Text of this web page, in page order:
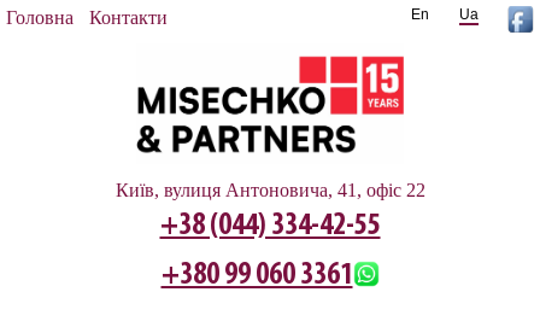
Головна Контакти Ua
En
Київ, вулиця Антоновича, 41, офіс 22
+38 (044) 334-42-55
+380 99 060 3361